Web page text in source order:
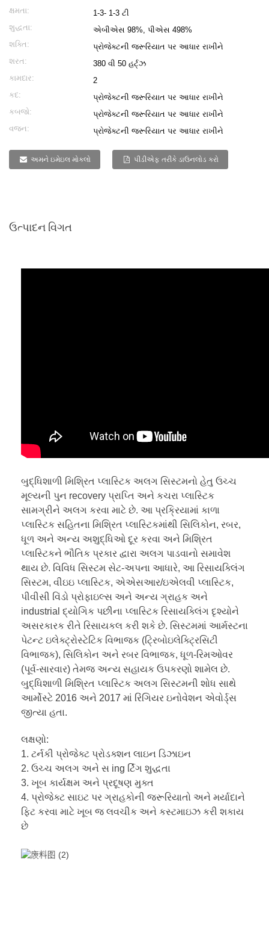
ક્ષમતા:
1-3- 1-3 ટી
શુદ્ધતા:
એબીએસ 98%, પીએસ 498%
શક્તિ:
પ્રોજેક્ટની જરૂરિયાત પર આધાર રાખીને
શરત:
380 વી 50 હર્ટ્ઝ
કામદાર:
2
કદ:
પ્રોજેક્ટની જરૂરિયાત પર આધાર રાખીને
કબજો:
પ્રોજેક્ટની જરૂરિયાત પર આધાર રાખીને
વજન:
પ્રોજેક્ટની જરૂરિયાત પર આધાર રાખીને
અમને ઇમેઇલ મોકલો પીડીએફ તરીકે ડાઉનલોડ કરો
ઉત્પાદન વિગત
બુદ્ધિશાળી મિશ્રિત પ્લાસ્ટિક અલગ સિસ્ટમનો હેતુ ઉચ્ચ
મૂલ્યની પુન recovery પ્રાપ્તિ અને કચરા પ્લાસ્ટિક
સામગ્રીને અલગ કરવા માટે છે. આ પ્રક્રિયામાં કાળા
પ્લાસ્ટિક સહિતના મિશ્રિત પ્લાસ્ટિકમાંથી સિલિકોન, રબર,
ધૂળ અને અન્ય અશુદ્ધિઓ દૂર કરવા અને મિશ્રિત
પ્લાસ્ટિકને ભૌતિક પ્રકાર દ્વારા અલગ પાડવાનો સમાવેશ
થાય છે. વિવિધ સિસ્ટમ સેટ-અપના આધારે, આ રિસાયક્લિંગ
સિસ્ટમ, વીઇઇ પ્લાસ્ટિક, એએસઆર/ઇએલવી પ્લાસ્ટિક,
પીવીસી વિંડો પ્રોફાઇલ્સ અને અન્ય ગ્રાહક અને
industrial દ્યોગિક પછીના પ્લાસ્ટિક રિસાયક્લિંગ દૃશ્યોને
અસરકારક રીતે રિસાયકલ કરી શકે છે. સિસ્ટમમાં આર્મસ્ટના
પેટન્ટ ઇલેક્ટ્રોસ્ટેટિક વિભાજક (ટ્રિબોઇલેક્ટ્રિસિટી
વિભાજક), સિલિકોન અને રબર વિભાજક, ધૂળ-રિમઓવર
(પૂર્વ-સારવાર) તેમજ અન્ય સહાયક ઉપકરણો શામેલ છે.
બુદ્ધિશાળી મિશ્રિત પ્લાસ્ટિક અલગ સિસ્ટમની શોધ સાથે
આર્મોસ્ટે 2016 અને 2017 માં રિંગિયર ઇનોવેશન એવોર્ડ્સ
જીત્યા હતા.
લક્ષણો:
1. ટર્નકી પ્રોજેક્ટ પ્રોડક્શન લાઇન ડિઝાઇન
2. ઉચ્ચ અલગ અને સ ing ર્ટિંગ શુદ્ધતા
3. ખૂબ કાર્યક્ષમ અને પ્રદૂષણ મુક્ત
4. પ્રોજેક્ટ સાઇટ પર ગ્રાહકોની જરૂરિયાતો અને મર્યાદાને
ફિટ કરવા માટે ખૂબ જ લવચીક અને કસ્ટમાઇઝ કરી શકાય
છે